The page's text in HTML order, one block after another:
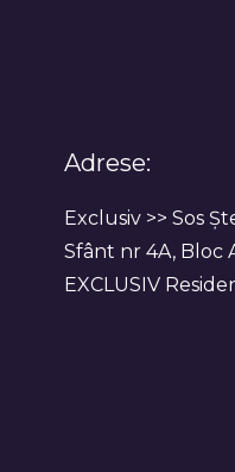
Adrese:
Exclusiv >> Sos
Sfânt nr 4A, Bloc
EXCLUSIV